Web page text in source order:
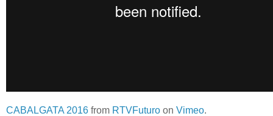
CABALGATA 2016 from RTVFuturo on Vimeo.